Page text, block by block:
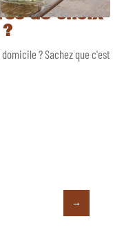
de choix
? Sachez que c'est